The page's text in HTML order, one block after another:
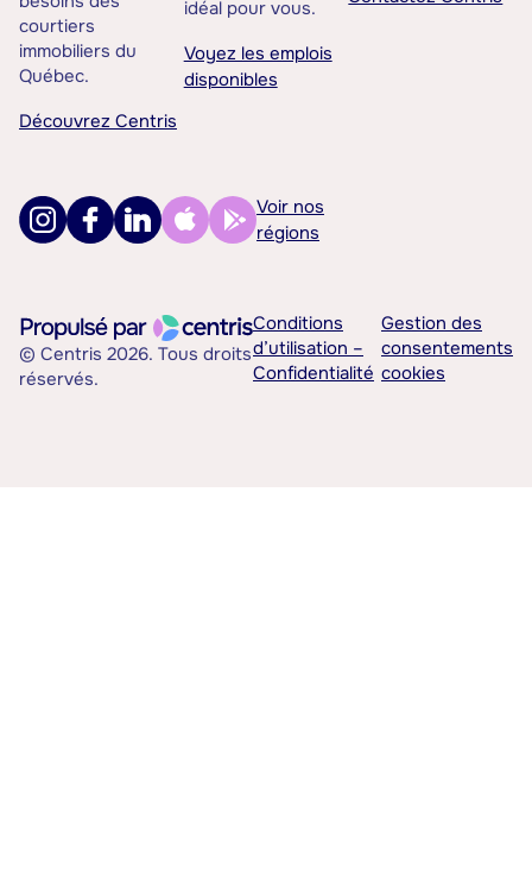
courtiers
immobiliers du
Québec.
Découvrez Centris
idéal pour vous.
Voyez les emplois
disponibles
Voir nos
régions
© Centris 2026. Tous droits
réservés.
Conditions
d’utilisation –
Confidentialité
Gestion des
consentements
cookies